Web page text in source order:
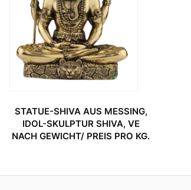
STATUE-SHIVA AUS MESSING,
IDOL-SKULPTUR SHIVA, VE
NACH GEWICHT/ PREIS PRO KG.